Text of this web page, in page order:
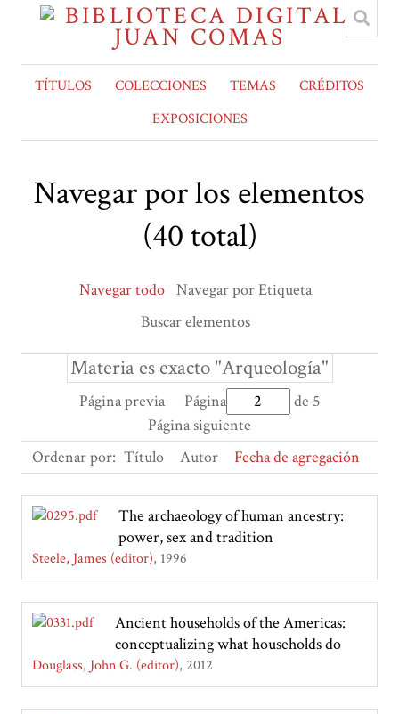
TÍTULOS COLECCIONES TEMAS
CRÉDITOS
EXPOSICIONES
Navegar por los elementos
(40 total)
Navegar todo Navegar por Etiqueta
Buscar elementos
Materia es exacto "Arqueología"
Página previa Página
de 5
Página siguiente
Ordenar por: Título Autor Fecha de agregación
The archaeology of human ancestry:
power, sex and tradition
Steele, James (editor) 1996
Ancient households of the Americas:
conceptualizing what households do
Douglass, John G. (editor) 2012